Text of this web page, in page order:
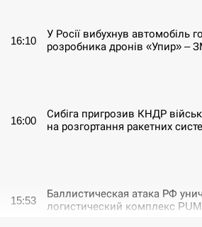
16:10
У Росії вибухнув автомобіль
розробника дронів «Упир» –
16:00
Сибіга пригрозив КНДР
на розгортання ракетних
15:53
Баллистическая атака РФ
логистический комплекс